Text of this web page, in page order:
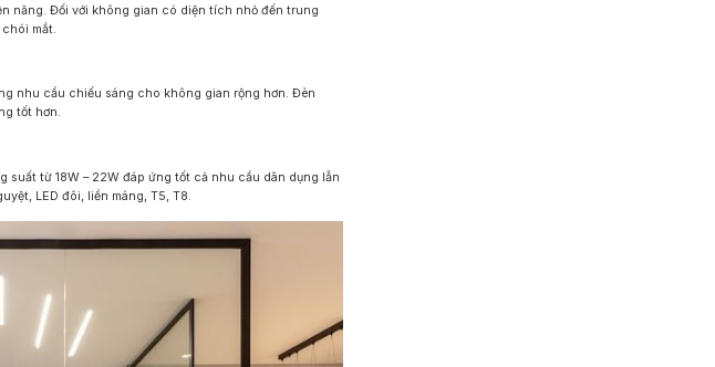
năng. Đối với không gian có diện tích nhỏ đến trung
mắt.
nhu cầu chiếu sáng cho không gian rộng hơn. Đèn
tốt hơn.
suất từ 18W – 22W đáp ứng tốt cả nhu cầu dân dụng lẫn
LED đôi, liền máng, T5, T8.